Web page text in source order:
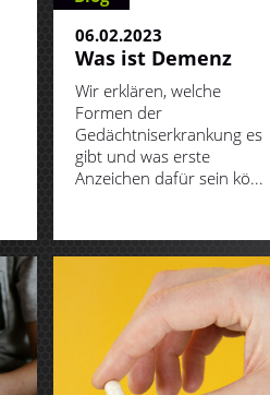
06.02.2023
Was ist Demenz
Wir erklären, welche
Formen der
Gedächtniserkrankung es
gibt und was erste
Anzeichen dafür sein kö...